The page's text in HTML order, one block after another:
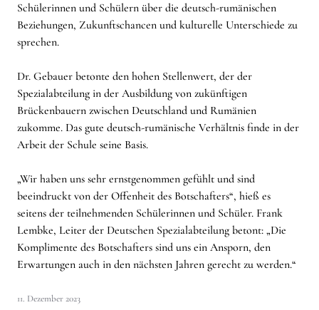
Schülerinnen und Schülern über die deutsch-rumänischen
Beziehungen, Zukunftschancen und kulturelle Unterschiede zu
sprechen.
Dr. Gebauer betonte den hohen Stellenwert, der der
Spezialabteilung in der Ausbildung von zukünftigen
Brückenbauern zwischen Deutschland und Rumänien
zukomme. Das gute deutsch-rumänische Verhältnis finde in der
Arbeit der Schule seine Basis.
„Wir haben uns sehr ernstgenommen gefühlt und sind
beeindruckt von der Offenheit des Botschafters“, hieß es
seitens der teilnehmenden Schülerinnen und Schüler. Frank
Lembke, Leiter der Deutschen Spezialabteilung betont: „Die
Komplimente des Botschafters sind uns ein Ansporn, den
Erwartungen auch in den nächsten Jahren gerecht zu werden.“
11. Dezember 2023